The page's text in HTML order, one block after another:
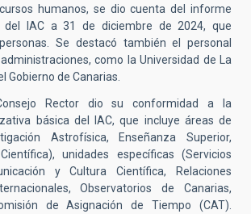
humanos, se dio cuenta del informe
del IAC a 31 de diciembre de 2024, que
Se destacó también el personal
como la Universidad de La
Gobierno de Canarias
Rector dio su conformidad a la
básica del IAC, que incluye áreas de
Astrofísica, Enseñanza Superior,
unidades específicas (Servicios
y Cultura Científica, Relaciones
Observatorios de Canarias,
de Asignación de Tiempo (CAT)